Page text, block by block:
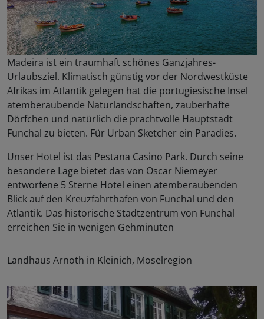
Madeira ist ein traumhaft schönes Ganzjahres-
Urlaubsziel. Klimatisch günstig vor der Nordwestküste
Afrikas im Atlantik gelegen hat die portugiesische Insel
atemberaubende Naturlandschaften, zauberhafte
Dörfchen und natürlich die prachtvolle Hauptstadt
Funchal zu bieten. Für Urban Sketcher ein Paradies.
Unser Hotel ist das Pestana Casino Park. Durch seine
besondere Lage bietet das von Oscar Niemeyer
entworfene 5 Sterne Hotel einen atemberaubenden
Blick auf den Kreuzfahrthafen von Funchal und den
Atlantik. Das historische Stadtzentrum von Funchal
erreichen Sie in wenigen Gehminuten
Landhaus Arnoth in Kleinich, Moselregion